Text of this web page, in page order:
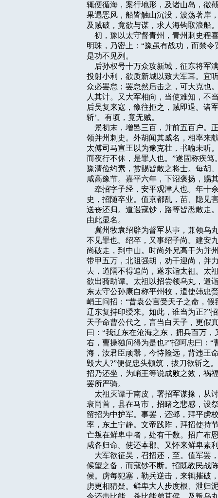
辄便循海，案行地形，及诸山岛，徼
果遇恶风，船皆触山沉没，波荡著岸
及贼破，竟欲与谋，求人海钩取浪船
初，豫以太守督青州，青州刺史
明珠，乃密上：“豫虽有战功，而禁
是功不见列。
后孙权号十万众攻新城，征东将
投射小利，欲质新城以致大军耳。宜
众必罢怠；罢怠然后击之，可大克也
人其计。又大军相向，当使难知，不
后吴复来寇，豫往拒之，贼即退。诸
斩’。有顷，竟无贼。
景初末，增邑三百，并前五百户
领并州刺史。外胡闻其威名，相率来
太傅司马宣王以为豫克壮，书喻未听
而夜行不休，是罪人也。”遂固称疾
豫清俭约素，赏赐皆散之将士。每胡
咸高豫节。嘉平六年，下诏褒扬，赐
牵招字子经，安平观津人也。年
史，招随卒业。值京都乱，苗、隐见
送丧还归。道遇寇钞，路等皆悉散走
由此显名。
冀州牧袁绍辟为督军从事，兼领
不见罪也。绍卒，又事绍子尚。建安
尚破走，到中山。时尚外兄高干为并
带甲五万，北阻强胡，劝干迎尚，并
去，道隔不得追尚，遂东诣太祖。太
欲出骑助谭。太祖以招尝领乌丸，遣
东太守公孙康自称平州牧，遣使韩忠
峭王问招：“昔袁公言受天子之命，
辽东复持印绶来。如此，谁当为正?”
天子命曹公代之，言当白天子，更假
曰：“我辽东在沧海之东，拥兵百万
右，曹操独问得为是也?”招呵忠曰：
海，汝君臣顽嚣，今恃险远，背违王
毁大人?”便促忠头顿筑，拔刀欲斩之
招乃还坐，为峭王等说成败之效，祸
罢所严骑。
太祖灭谭于南皮，署招军谋掾，
衰尚首，县在马市，招睹之悲感，设
留招为中护军。事罢，还邺，拜平虏
率，东土宁静。文帝践阼，拜招使持
亡叛在鲜卑中者，处有干数。招广布
咸各归命。使还本郡。又怀来鲜卑素
大军欲征吴，召招还，至。值军
候望之备，而寇钞不断。招既教民战
候。虏每犯塞，勒兵逆击，来辄摧破
虏更相猜疑。鲜卑大人步度根、泄归
令还击比能，杀比能弟苴侯，及叛乌